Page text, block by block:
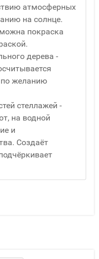
атмосферных
на солнце.
покраска
дерева -
по желанию
стеллажей -
на водной
и
Создаёт